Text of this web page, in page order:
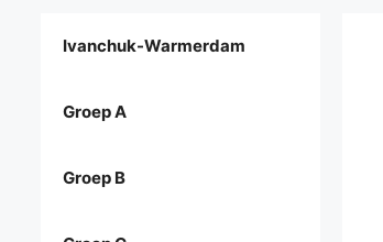
Ivanchuk-Warmerdam
Groep A
Groep B